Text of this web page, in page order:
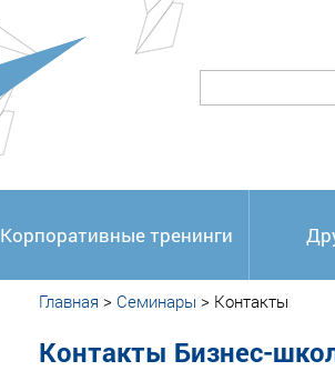
Корпоративные тренинги
Главная > Семинары > Контакты
Контакты Бизнес-